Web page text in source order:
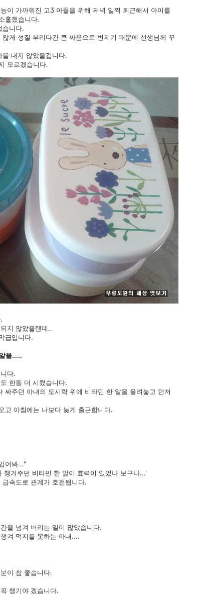
이 가까워진 고3 아들을 위해 저녁 일찍 퇴근해서 아이를
홀했습니다.
습니다.
게 성질 부리다간 큰 싸움으로 번지기 때문에 선생님께 꾸
내지 않았을겁니다.
모르겠습니다.
지 않았을텐데..
급입니다.
을.....
다.
한통 더 시켰습니다.
싸주던 아내의 도시락 위에 비타민 한 알을 올려놓고 먼저
고 아침에는 나보다 늦게 출근합니다.
어봐..."
겨주던 비타민 한 알이 효력이 있었나 보구나...'
속도로 관계가 호전됩니다.
을 넘겨 버리는 일이 많았습니다.
겨 먹지를 못하는 아내....
이 참 좋습니다.
챙기야 겠습니다.